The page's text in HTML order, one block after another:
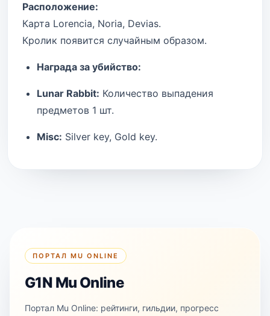
Расположение:
Карта Lorencia, Noria, Devias.
Кролик появится случайным образом.
Награда за убийство:
Lunar Rabbit: Количество выпадения
предметов 1 шт.
Misc: Silver key, Gold key.
ПОРТАЛ MU ONLINE
G1N Mu Online
Портал Mu Online: рейтинги, гильдии, прогресс